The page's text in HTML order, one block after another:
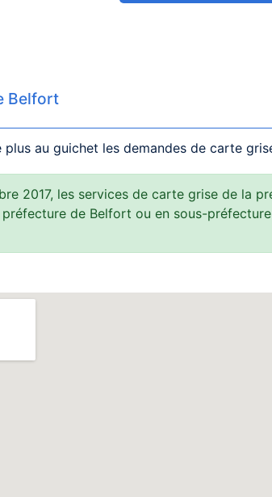
Belfort
au guichet les demandes de carte
2017, les services de carte grise de la
de Belfort ou en sous-